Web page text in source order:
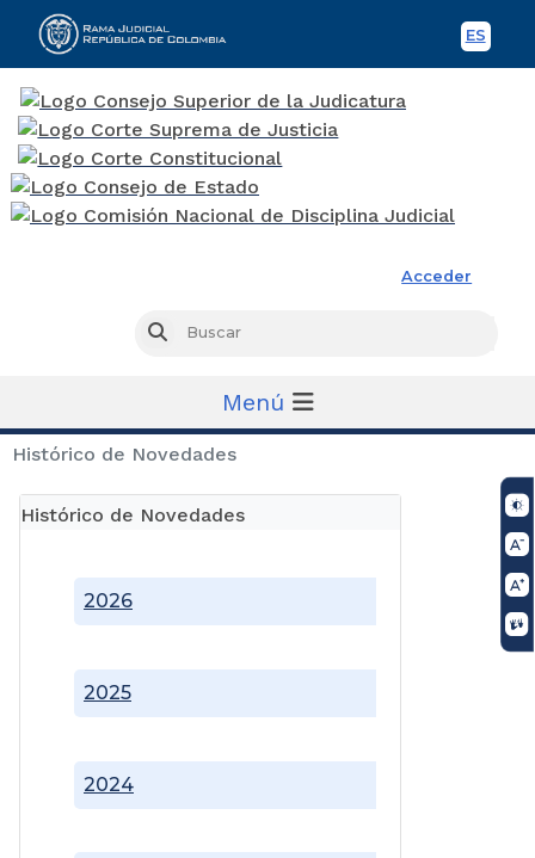
ES
Acceder
Buscar
Menú
Histórico de Novedades
Histórico de Novedades
2024
2025
2026